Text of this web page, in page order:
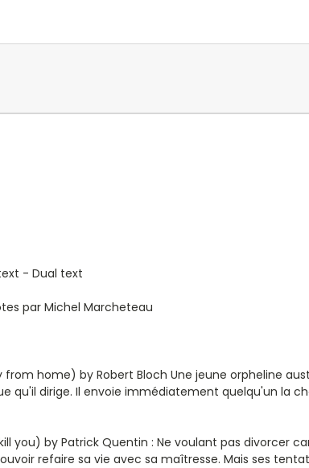
- Dual text
par Michel Marcheteau
home) by Robert Bloch Une jeune orpheline
qu'il dirige. Il envoie immédiatement quelqu'un la
you) by Patrick Quentin : Ne voulant pas divorcer
refaire sa vie avec sa maîtresse. Mais ses